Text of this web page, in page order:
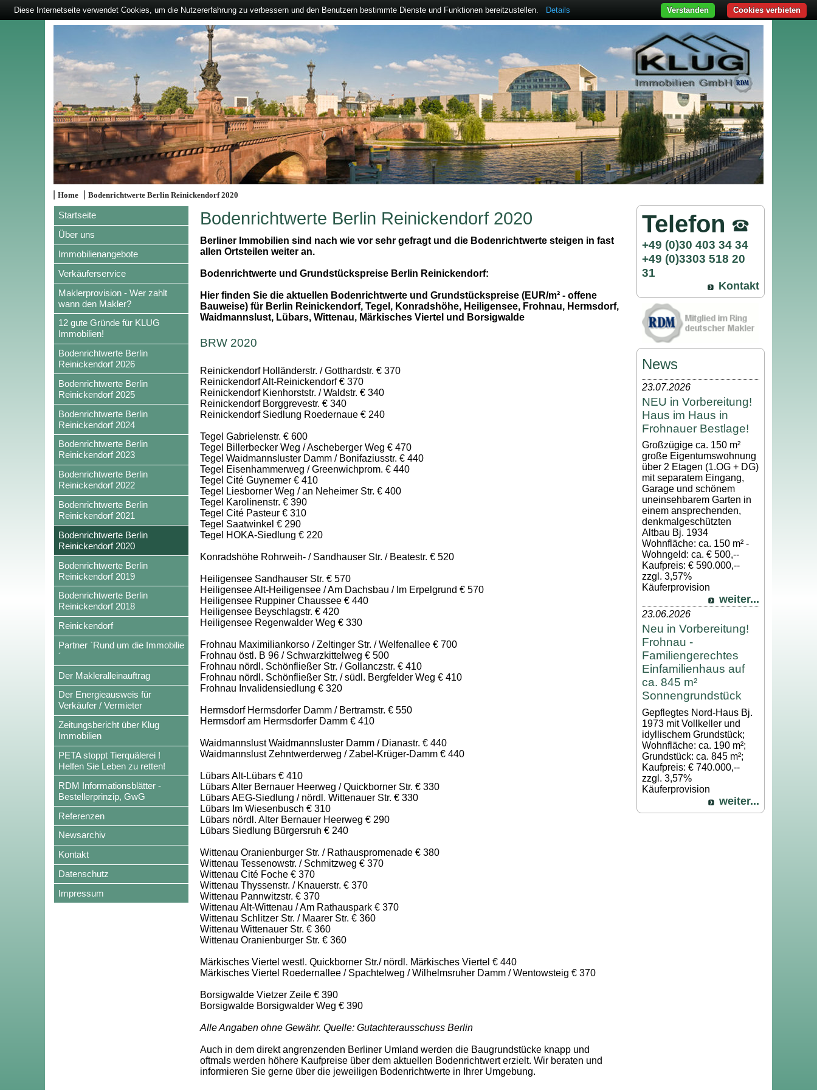
|Home |Bodenrichtwerte Berlin Reinickendorf 2020
Startseite
Über uns
Immobilienangebote
Verkäuferservice
Maklerprovision - Wer zahlt
wann den Makler?
12 gute Gründe für KLUG
Immobilien!
Bodenrichtwerte Berlin
Reinickendorf 2026
Bodenrichtwerte Berlin
Reinickendorf 2025
Bodenrichtwerte Berlin
Reinickendorf 2024
Bodenrichtwerte Berlin
Reinickendorf 2023
Bodenrichtwerte Berlin
Reinickendorf 2022
Bodenrichtwerte Berlin
Reinickendorf 2021
Bodenrichtwerte Berlin
Reinickendorf 2020
Bodenrichtwerte Berlin
Reinickendorf 2019
Bodenrichtwerte Berlin
Reinickendorf 2018
Reinickendorf
Partner `Rund um die Immobilie
´
Der Makleralleinauftrag
Der Energieausweis für
Verkäufer / Vermieter
Zeitungsbericht über Klug
Immobilien
PETA stoppt Tierquälerei !
Helfen Sie Leben zu retten!
RDM Informationsblätter -
Bestellerprinzip, GwG
Referenzen
Newsarchiv
Kontakt
Datenschutz
Impressum
Bodenrichtwerte Berlin Reinickendorf 2020
Berliner Immobilien sind nach wie vor sehr gefragt und die Bodenrichtwerte steigen in fast
allen Ortsteilen weiter an.
Bodenrichtwerte und Grundstückspreise Berlin Reinickendorf:
Hier finden Sie die aktuellen Bodenrichtwerte und Grundstückspreise (EUR/m² - offene
Bauweise) für Berlin Reinickendorf, Tegel, Konradshöhe, Heiligensee, Frohnau, Hermsdorf,
Waidmannslust, Lübars, Wittenau, Märkisches Viertel und Borsigwalde
BRW 2020
Reinickendorf Holländerstr. / Gotthardstr. € 370
Reinickendorf Alt-Reinickendorf € 370
Reinickendorf Kienhorststr. / Waldstr. € 340
Reinickendorf Borggrevestr. € 340
Reinickendorf Siedlung Roedernaue € 240
Tegel Gabrielenstr. € 600
Tegel Billerbecker Weg / Ascheberger Weg € 470
Tegel Waidmannsluster Damm / Bonifaziusstr. € 440
Tegel Eisenhammerweg / Greenwichprom. € 440
Tegel Cité Guynemer € 410
Tegel Liesborner Weg / an Neheimer Str. € 400
Tegel Karolinenstr. € 390
Tegel Cité Pasteur € 310
Tegel Saatwinkel € 290
Tegel HOKA-Siedlung € 220
Konradshöhe Rohrweih- / Sandhauser Str. / Beatestr. € 520
Heiligensee Sandhauser Str. € 570
Heiligensee Alt-Heiligensee / Am Dachsbau / Im Erpelgrund € 570
Heiligensee Ruppiner Chaussee € 440
Heiligensee Beyschlagstr. € 420
Heiligensee Regenwalder Weg € 330
Frohnau Maximiliankorso / Zeltinger Str. / Welfenallee € 700
Frohnau östl. B 96 / Schwarzkittelweg € 500
Frohnau nördl. Schönfließer Str. / Gollanczstr. € 410
Frohnau nördl. Schönfließer Str. / südl. Bergfelder Weg € 410
Frohnau Invalidensiedlung € 320
Hermsdorf Hermsdorfer Damm / Bertramstr. € 550
Hermsdorf am Hermsdorfer Damm € 410
Waidmannslust Waidmannsluster Damm / Dianastr. € 440
Waidmannslust Zehntwerderweg / Zabel-Krüger-Damm € 440
Lübars Alt-Lübars € 410
Lübars Alter Bernauer Heerweg / Quickborner Str. € 330
Lübars AEG-Siedlung / nördl. Wittenauer Str. € 330
Lübars Im Wiesenbusch € 310
Lübars nördl. Alter Bernauer Heerweg € 290
Lübars Siedlung Bürgersruh € 240
Wittenau Oranienburger Str. / Rathauspromenade € 380
Wittenau Tessenowstr. / Schmitzweg € 370
Wittenau Cité Foche € 370
Wittenau Thyssenstr. / Knauerstr. € 370
Wittenau Pannwitzstr. € 370
Wittenau Alt-Wittenau / Am Rathauspark € 370
Wittenau Schlitzer Str. / Maarer Str. € 360
Wittenau Wittenauer Str. € 360
Wittenau Oranienburger Str. € 360
Märkisches Viertel westl. Quickborner Str./ nördl. Märkisches Viertel € 440
Märkisches Viertel Roedernallee / Spachtelweg / Wilhelmsruher Damm / Wentowsteig € 370
Borsigwalde Vietzer Zeile € 390
Borsigwalde Borsigwalder Weg € 390
Alle Angaben ohne Gewähr. Quelle: Gutachterausschuss Berlin
Auch in dem direkt angrenzenden Berliner Umland werden die Baugrundstücke knapp und
oftmals werden höhere Kaufpreise über dem aktuellen Bodenrichtwert erzielt. Wir beraten und
informieren Sie gerne über die jeweiligen Bodenrichtwerte in Ihrer Umgebung.
Telefon
+49 (0)30 403 34 34
+49 (0)3303 518 20
31
Kontakt
News
23.07.2026
NEU in Vorbereitung!
Haus im Haus in
Frohnauer Bestlage!
Großzügige ca. 150 m²
große Eigentumswohnung
über 2 Etagen (1.OG + DG)
mit separatem Eingang,
Garage und schönem
uneinsehbarem Garten in
einem ansprechenden,
denkmalgeschützten
Altbau Bj. 1934
Wohnfläche: ca. 150 m² -
Wohngeld: ca. € 500,--
Kaufpreis: € 590.000,--
zzgl. 3,57%
Käuferprovision
weiter...
23.06.2026
Neu in Vorbereitung!
Frohnau -
Familiengerechtes
Einfamilienhaus auf
ca. 845 m²
Sonnengrundstück
Gepflegtes Nord-Haus Bj.
1973 mit Vollkeller und
idyllischem Grundstück;
Wohnfläche: ca. 190 m²;
Grundstück: ca. 845 m²;
Kaufpreis: € 740.000,--
zzgl. 3,57%
Käuferprovision
weiter...
Diese Internetseite verwendet Cookies, um die Nutzererfahrung zu verbessern und den Benutzern bestimmte Dienste und Funktionen bereitzustellen. Details Cookies verbieten
Verstanden